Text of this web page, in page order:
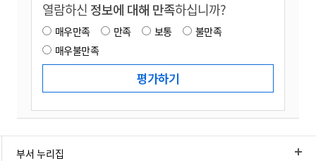
열람하신 정보에 대해 만족하십니까?
매우만족 만족 보통
불만족
매우불만족
부서 누리집